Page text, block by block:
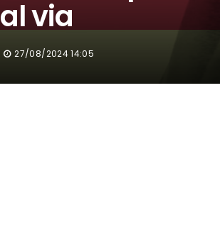
al via
27/08/2024 14:05